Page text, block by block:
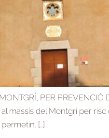
PER PREVENCIÓ
massís del Montgrí per
[…]